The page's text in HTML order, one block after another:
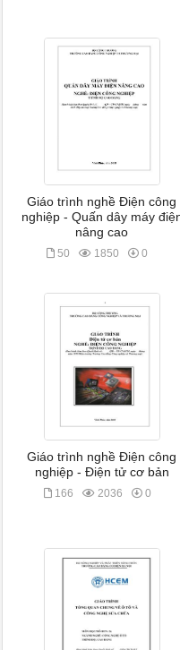
Giáo trình nghề Điện công
nghiệp - Quấn dây máy
nâng cao
50 1850 0
Giáo trình nghề Điện công
nghiệp - Điện tử cơ bản
166 2036 0